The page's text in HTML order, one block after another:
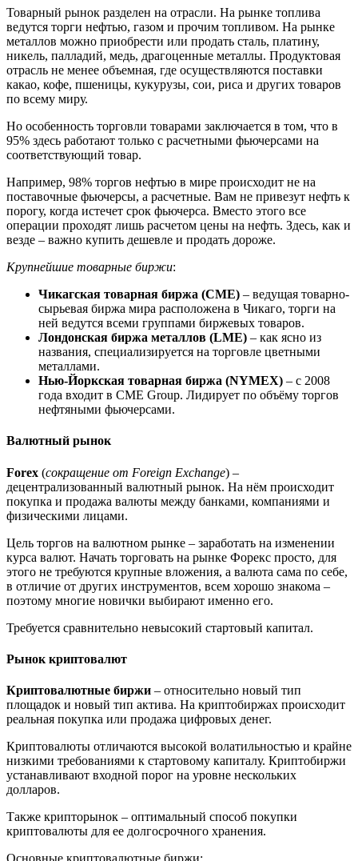
Товарный рынок разделен на отрасли. На рынке топлива
ведутся торги нефтью, газом и прочим топливом. На рынке
металлов можно приобрести или продать сталь, платину,
никель, палладий, медь, драгоценные металлы. Продуктовая
отрасль не менее объемная, где осуществляются поставки
какао, кофе, пшеницы, кукурузы, сои, риса и других товаров
по всему миру.
Но особенность торговли товарами заключается в том, что в
95% здесь работают только с расчетными фьючерсами на
соответствующий товар.
Например, 98% торгов нефтью в мире происходит не на
поставочные фьючерсы, а расчетные. Вам не привезут нефть к
порогу, когда истечет срок фьючерса. Вместо этого все
операции проходят лишь расчетом цены на нефть. Здесь, как и
везде – важно купить дешевле и продать дороже.
Крупнейшие товарные биржи:
Чикагская товарная биржа (CME) – ведущая товарно-
сырьевая биржа мира расположена в Чикаго, торги на
ней ведутся всеми группами биржевых товаров.
Лондонская биржа металлов (LME) – как ясно из
названия, специализируется на торговле цветными
металлами.
Нью-Йоркская товарная биржа (NYMEX) – с 2008
года входит в CME Group. Лидирует по объёму торгов
нефтяными фьючерсами.
Валютный рынок
Forex (сокращение от Foreign Exchange) –
децентрализованный валютный рынок. На нём происходит
покупка и продажа валюты между банками, компаниями и
физическими лицами.
Цель торгов на валютном рынке – заработать на изменении
курса валют. Начать торговать на рынке Форекс просто, для
этого не требуются крупные вложения, а валюта сама по себе,
в отличие от других инструментов, всем хорошо знакома –
поэтому многие новички выбирают именно его.
Требуется сравнительно невысокий стартовый капитал.
Рынок криптовалют
Криптовалютные биржи – относительно новый тип
площадок и новый тип актива. На криптобиржах происходит
реальная покупка или продажа цифровых денег.
Криптовалюты отличаются высокой волатильностью и крайне
низкими требованиями к стартовому капиталу. Криптобиржи
устанавливают входной порог на уровне нескольких
долларов.
Также крипторынок – оптимальный способ покупки
криптовалюты для ее долгосрочного хранения.